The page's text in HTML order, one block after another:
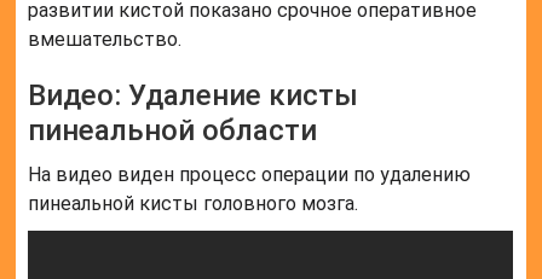
развитии кистой показано срочное оперативное
вмешательство.
Видео: Удаление кисты
пинеальной области
На видео виден процесс операции по удалению
пинеальной кисты головного мозга.